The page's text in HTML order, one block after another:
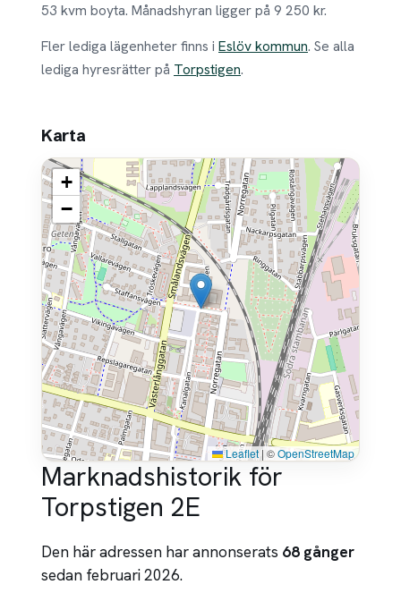
53 kvm boyta. Månadshyran ligger på 9 250 kr.
Fler lediga lägenheter finns i Eslöv kommun. Se alla
lediga hyresrätter på Torpstigen.
Karta
+
−
Leaflet| ©OpenStreetMap
Marknadshistorik för
Torpstigen 2E
Den här adressen har annonserats 68 gånger
sedan februari 2026.